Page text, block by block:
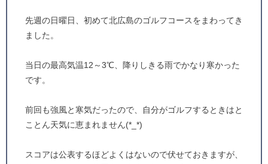
先週の日曜日、初めて北広島のゴルフコースをまわってき
ました。
当日の最高気温12～3℃、降りしきる雨でかなり寒かった
です。
前回も強風と寒気だったので、自分がゴルフするときはと
ことん天気に恵まれません(*_*)
スコアは公表するほどよくはないので伏せておきますが、